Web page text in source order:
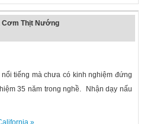
Cơm Thịt Nướng
tiếng mà chưa có kinh nghiệm đứng
35 năm trong nghề. Nhận dạy nấu
»